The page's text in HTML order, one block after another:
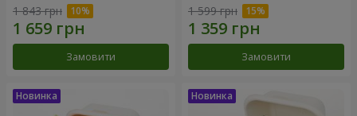
1 843 грн
Замовити
1 599 грн
Замовити